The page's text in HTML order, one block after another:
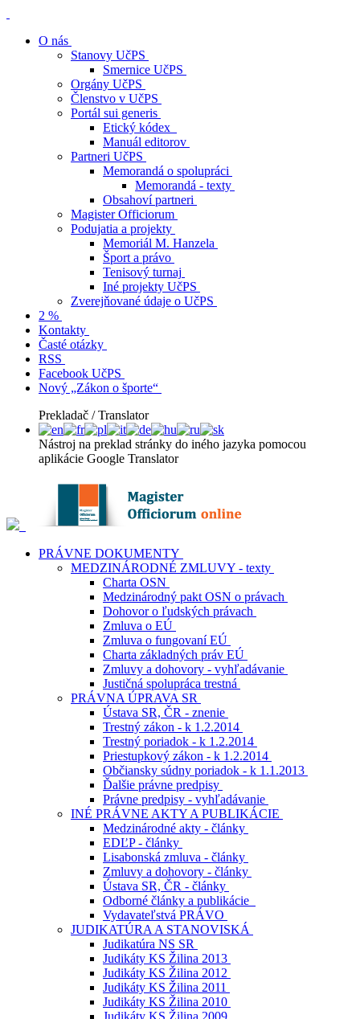
O nás
Stanovy UčPS
Smernice UčPS
Orgány UčPS
Členstvo v UčPS
Portál sui generis
Etický kódex
Manuál editorov
Partneri UčPS
Memorandá o spolupráci
Memorandá - texty
Obsahoví partneri
Magister Officiorum
Podujatia a projekty
Memoriál M. Hanzela
Šport a právo
Tenisový turnaj
Iné projekty UčPS
Zverejňované údaje o UčPS
2 %
Kontakty
Časté otázky
RSS
Facebook UčPS
Nový „Zákon o športe“
Prekladač / Translator
Nástroj na preklad stránky do iného jazyka pomocou
aplikácie Google Translator
PRÁVNE DOKUMENTY
MEDZINÁRODNÉ ZMLUVY - texty
Charta OSN
Medzinárodný pakt OSN o právach
Dohovor o ľudských právach
Zmluva o EÚ
Zmluva o fungovaní EÚ
Charta základných práv EÚ
Zmluvy a dohovory - vyhľadávanie
Justičná spolupráca trestná
PRÁVNA ÚPRAVA SR
Ústava SR, ČR - znenie
Trestný zákon - k 1.2.2014
Trestný poriadok - k 1.2.2014
Priestupkový zákon - k 1.2.2014
Občiansky súdny poriadok - k 1.1.2013
Ďalšie právne predpisy
Právne predpisy - vyhľadávanie
INÉ PRÁVNE AKTY A PUBLIKÁCIE
Medzinárodné akty - články
EDĽP - články
Lisabonská zmluva - články
Zmluvy a dohovory - články
Ústava SR, ČR - články
Odborné články a publikácie
Vydavateľstvá PRÁVO
JUDIKATÚRA A STANOVISKÁ
Judikatúra NS SR
Judikáty KS Žilina 2013
Judikáty KS Žilina 2012
Judikáty KS Žilina 2011
Judikáty KS Žilina 2010
Judikáty KS Žilina 2009